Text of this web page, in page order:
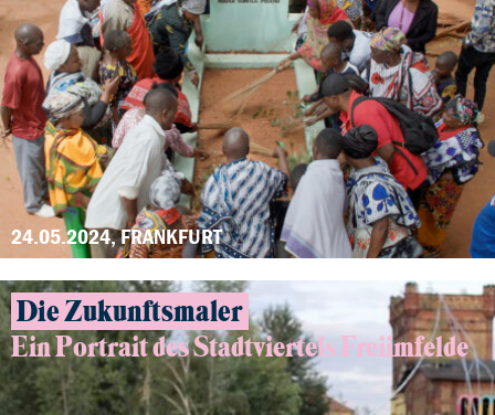
24.05.2024, FRANKFURT
Die Zukunftsmaler
Ein Portrait des Stadtviertels Freiimfelde